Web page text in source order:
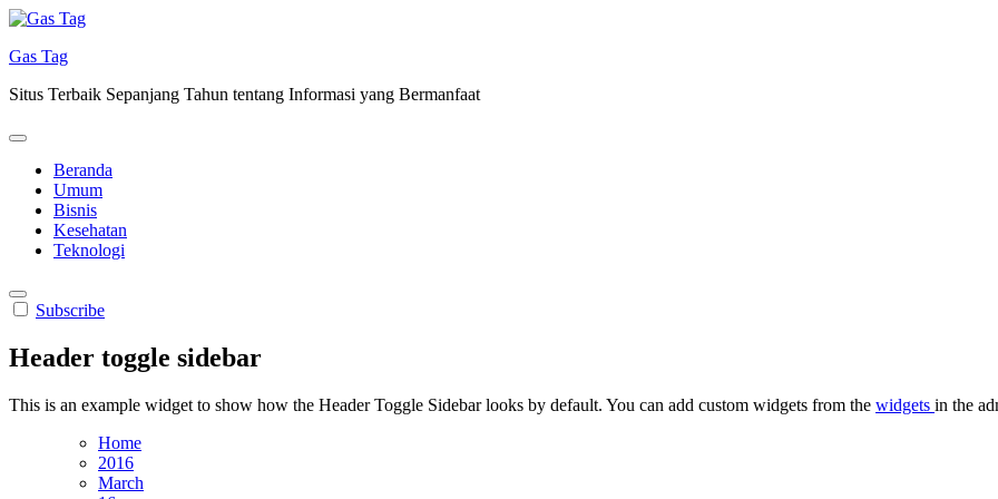
Skip
content
Gas Tag
Situs Terbaik Sepanjang Tahun tentang Informasi yang Bermanfaat
Beranda
Umum
Bisnis
Kesehatan
Teknologi
Subscribe
Header toggle sidebar
This is an example widget to show how the Header Toggle Sidebar looks by default. You can add custom widgets from the widgets in the
Home
2016
March